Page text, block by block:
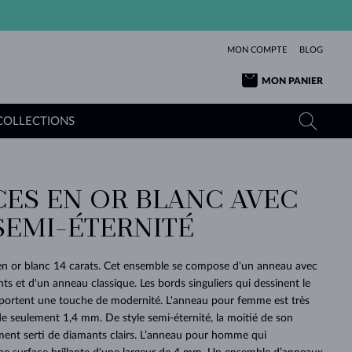
MON COMPTE BLOG
MON PANIER
DE SES
RÊVES
L'AMOUR
OR JAUNE
OR ROSE
BEAUTÉ
PURE
TANZANITES
TOPAZES
TOURMALINES
MOLDAVITES
POUR BÉBÉS
MARIAGE
PLUS
BELLES
TOURMALINES
MOLDAVITES
MINÉRAUX
PENDENTIFS EN PERLES
OR BLANC
OR JAUNE
PENDENTIFS
INTEMPORELS
DES
SAPHIRS
ÉMERAUDES
MOLDAVITES
MINÉRAUX
MARIAGE
OR JAUNE
AUTHENTIQUES
BEAUTÉ
EXCEPTIONNELLES
EN OR BLANC AVEC
ÉTERNITÉ
or blanc 14 carats. Cet ensemble se compose d'un anneau avec
et d'un anneau classique. Les bords singuliers qui dessinent le
une touche de modernité. L'anneau pour femme est très
seulement 1,4 mm. De style semi-éternité, la moitié de son
serti de diamants clairs. L’anneau pour homme qui